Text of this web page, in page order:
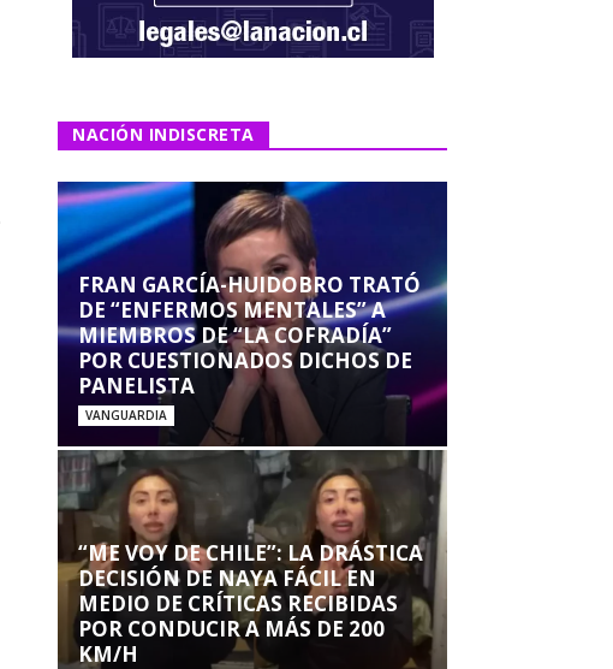
NACIÓN INDISCRETA
FRAN GARCÍA-HUIDOBRO TRATÓ
DE “ENFERMOS MENTALES” A
MIEMBROS DE “LA COFRADÍA”
POR CUESTIONADOS DICHOS DE
PANELISTA
VANGUARDIA
“ME VOY DE CHILE”: LA DRÁSTICA
DECISIÓN DE NAYA FÁCIL EN
MEDIO DE CRÍTICAS RECIBIDAS
POR CONDUCIR A MÁS DE 200
KM/H